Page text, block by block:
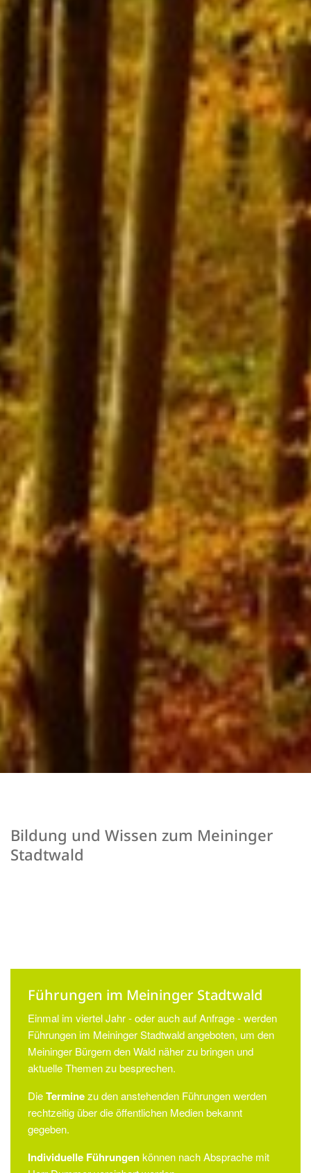
Bildung und Wissen zum Meininger
Stadtwald
Führungen im Meininger Stadtwald
Einmal im viertel Jahr - oder auch auf Anfrage - werden
Führungen im Meininger Stadtwald angeboten, um den
Meininger Bürgern den Wald näher zu bringen und
aktuelle Themen zu besprechen.
DieTerminezu den anstehenden Führungen werden
rechtzeitig über die öffentlichen Medien bekannt
gegeben.
Individuelle Führungenkönnen nach Absprache mit